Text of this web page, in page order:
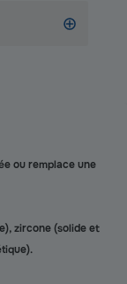
ou remplace une
zircone (solide et